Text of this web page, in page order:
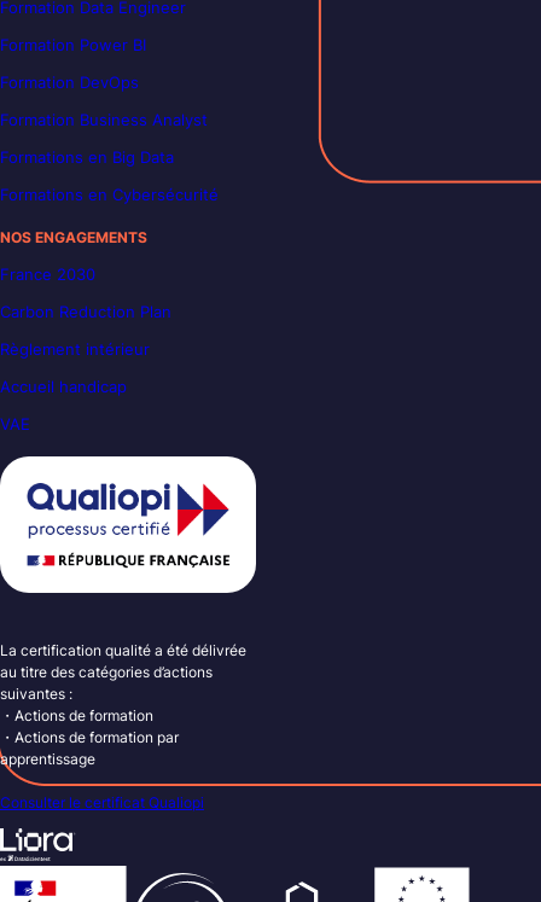
Formation Data Engineer
Formation Power BI
Formation DevOps
Formation Business Analyst
Formations en Big Data
Formations en Cybersécurité
NOS ENGAGEMENTS
France 2030
Carbon Reduction Plan
Règlement intérieur
Accueil handicap
VAE
La certification qualité a été délivrée
au titre des catégories d’actions
suivantes :
・Actions de formation
・Actions de formation par
apprentissage
Consulter le certificat Qualiopi